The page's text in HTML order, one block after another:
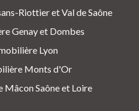
Riottier et Val de Saône
Genay et Dombes
Lyon
Monts d'Or
Saône et Loire